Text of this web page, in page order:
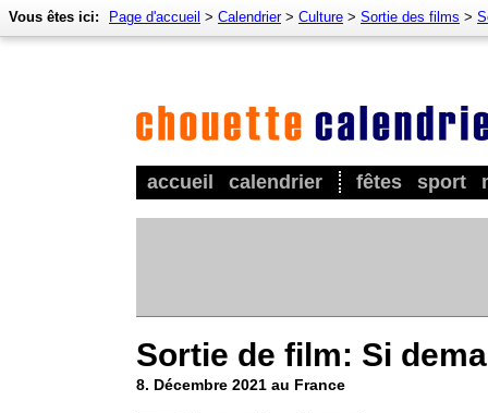
accueil calendrier fêtes sport
Vous êtes ici: Page d'accueil > Calendrier> Culture > Sortie des films >
Sortie de film: Si
8. Décembre 2021 au France